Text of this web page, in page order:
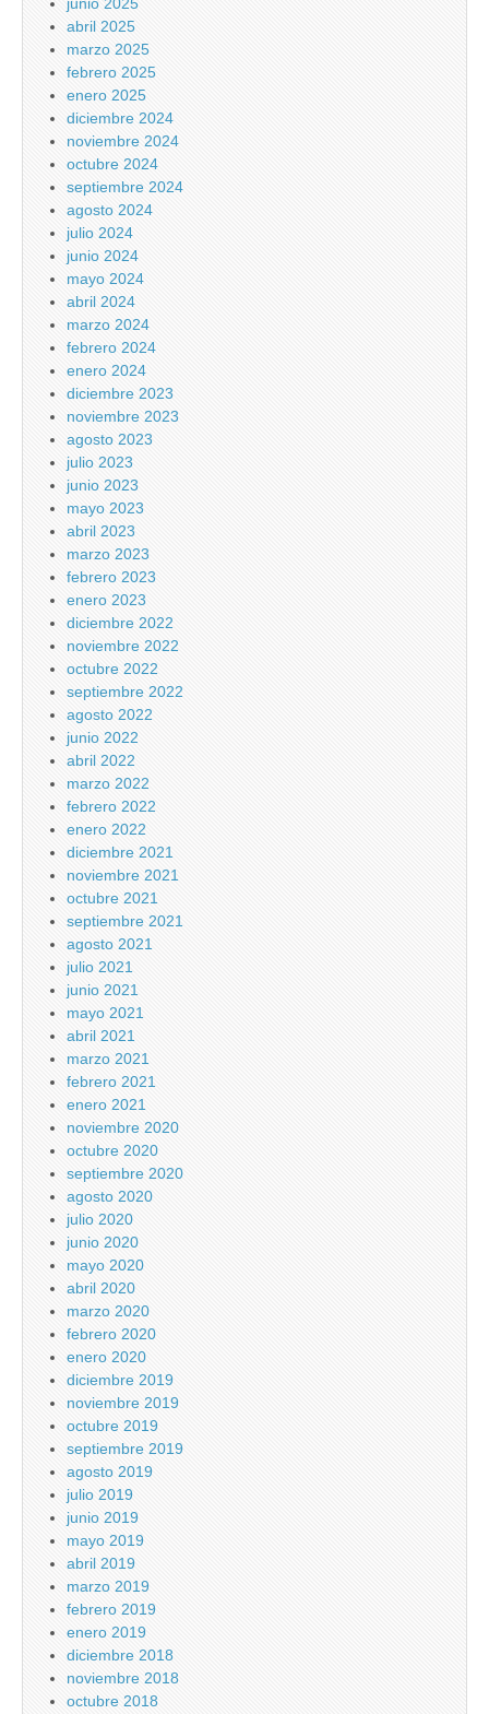
abril 2025
marzo 2025
febrero 2025
enero 2025
diciembre 2024
noviembre 2024
octubre 2024
septiembre 2024
agosto 2024
julio 2024
junio 2024
mayo 2024
abril 2024
marzo 2024
febrero 2024
enero 2024
diciembre 2023
noviembre 2023
agosto 2023
julio 2023
junio 2023
mayo 2023
abril 2023
marzo 2023
febrero 2023
enero 2023
diciembre 2022
noviembre 2022
octubre 2022
septiembre 2022
agosto 2022
junio 2022
abril 2022
marzo 2022
febrero 2022
enero 2022
diciembre 2021
noviembre 2021
octubre 2021
septiembre 2021
agosto 2021
julio 2021
junio 2021
mayo 2021
abril 2021
marzo 2021
febrero 2021
enero 2021
noviembre 2020
octubre 2020
septiembre 2020
agosto 2020
julio 2020
junio 2020
mayo 2020
abril 2020
marzo 2020
febrero 2020
enero 2020
diciembre 2019
noviembre 2019
octubre 2019
septiembre 2019
agosto 2019
julio 2019
junio 2019
mayo 2019
abril 2019
marzo 2019
febrero 2019
enero 2019
diciembre 2018
noviembre 2018
octubre 2018